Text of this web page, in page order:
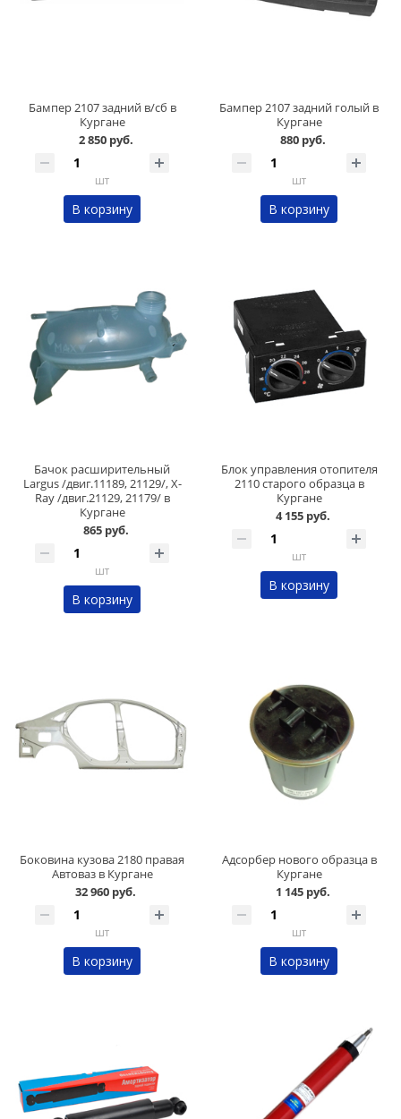
Бампер 2107 задний в/сб в
Кургане
2 850 руб.
шт
В корзину
Бампер 2107 задний голый в
Кургане
880 руб.
шт
В корзину
Бачок расширительный
Largus /двиг.11189, 21129/, X-
Ray /двиг.21129, 21179/ в
Кургане
865 руб.
шт
В корзину
Блок управления отопителя
2110 старого образца в
Кургане
4 155 руб.
шт
В корзину
Боковина кузова 2180 правая
Автоваз в Кургане
32 960 руб.
шт
В корзину
Адсорбер нового образца в
Кургане
1 145 руб.
шт
В корзину